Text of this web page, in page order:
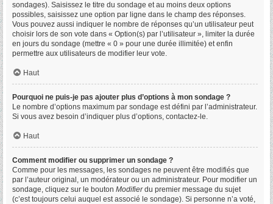
sondages). Saisissez le titre du sondage et au moins deux options
possibles, saisissez une option par ligne dans le champ des réponses.
Vous pouvez aussi indiquer le nombre de réponses qu’un utilisateur peut
choisir lors de son vote dans « Option(s) par l’utilisateur », limiter la durée
en jours du sondage (mettre « 0 » pour une durée illimitée) et enfin
permettre aux utilisateurs de modifier leur vote.
Haut
Pourquoi ne puis-je pas ajouter plus d’options à mon sondage ?
Le nombre d’options maximum par sondage est défini par l’administrateur.
Si vous avez besoin d’indiquer plus d’options, contactez-le.
Haut
Comment modifier ou supprimer un sondage ?
Comme pour les messages, les sondages ne peuvent être modifiés que
par l’auteur original, un modérateur ou un administrateur. Pour modifier un
sondage, cliquez sur le bouton Modifierdu premier message du sujet
(c’est toujours celui auquel est associé le sondage). Si personne n’a voté,